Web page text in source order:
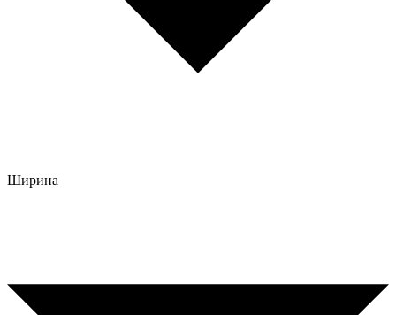
Ширина